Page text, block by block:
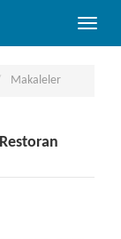
Toggle
Makaleler